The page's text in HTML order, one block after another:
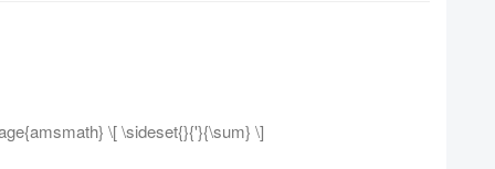
\[ \sideset{}{'}{\sum} \]